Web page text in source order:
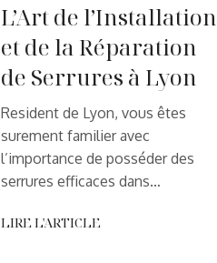
L’Art de l’Installation
et de la Réparation
de Serrures à Lyon
Resident de Lyon, vous êtes
surement familier avec
l’importance de posséder des
serrures efficaces dans…
LIRE L'ARTICLE